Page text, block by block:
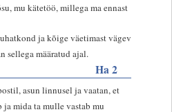
mu kätetöö, millega ma ennast
ja kõige väetimast vägev
sellega määratud ajal.
Ha 2
asun linnusel ja vaatan, et
mida ta mulle vastab mu